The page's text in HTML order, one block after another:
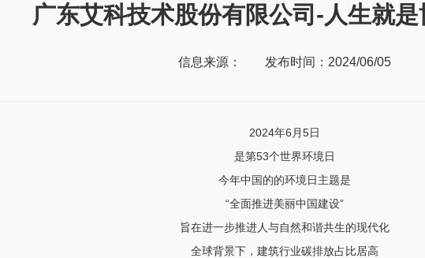
广东艾科技术股份有限公司-人生就
信息来源： 发布时间：2024/06/05
2024年6月5日
是第53个世界环境日
今年中国的的环境日主题是
“全面推进美丽中国建设”
旨在进一步推进人与自然和谐共生的现代化
全球背景下，建筑行业碳排放占比居高